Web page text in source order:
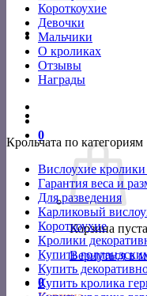
Короткоухие
Девочки
Мальчики
О кроликах
Отзывы
Награды
0
Корзина
Вернуться в
0
Крольчата по категориям
Вислоухие
Гарантия веса и
Для разведения
Карликовый
Короткоухие
Кролики
Купить
Купить
Купить кролика